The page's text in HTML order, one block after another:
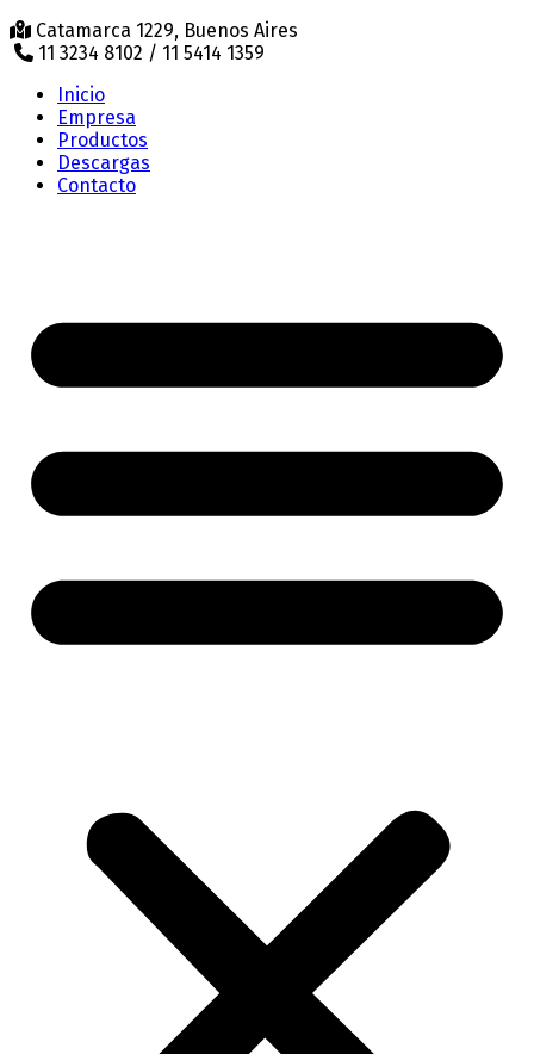
Catamarca 1229, Buenos Aires
11 3234 8102 / 11 5414 1359
Inicio
Empresa
Productos
Descargas
Contacto